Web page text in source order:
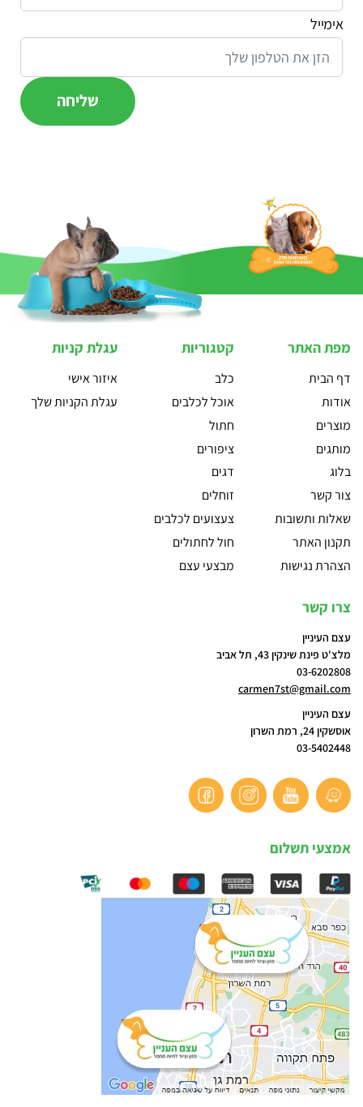
אימייל
מפת האתר
דף הבית
אודות
מוצרים
מותגים
בלוג
צור קשר
שאלות ותשובות
תקנון האתר
הצהרת נגישות
קטגוריות
כלב
אוכל לכלבים
חתול
ציפורים
דגים
זוחלים
צעצועים לכלבים
חול לחתולים
מבצעי עצם
עגלת קניות
איזור אישי
עגלת הקניות שלך
צרו קשר
עצם העיניין
מלצ'ט פינת שינקין 43, תל אביב
03-6202808
carmen7st@gmail.com
עצם העיניין
אוסשקין 24, רמת השרון
03-5402448
אמצעי תשלום